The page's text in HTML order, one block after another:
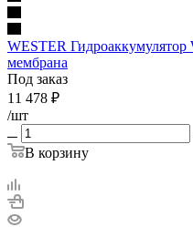
WESTER Гидроаккумулятор
мембрана
Под заказ
11 478 ₽
/шт
В корзину